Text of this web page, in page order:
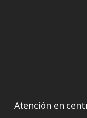
Atención en